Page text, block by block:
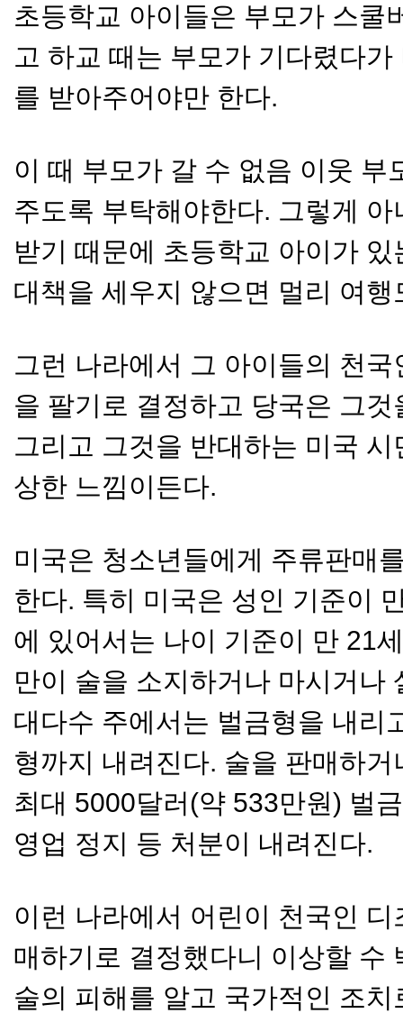
초등학교 아이들은 부모가 스쿨
고 하교 때는 부모가 기다렸다
를 받아주어야만 한다.
이 때 부모가 갈 수 없음 이웃 부
주도록 부탁해야한다. 그렇게
받기 때문에 초등학교 아이가
대책을 세우지 않으면 멀리 여
그런 나라에서 그 아이들의 천
을 팔기로 결정하고 당국은 그
그리고 그것을 반대하는 미국
상한 느낌이든다.
미국은 청소년들에게 주류판매
한다. 특히 미국은 성인 기준이
에 있어서는 나이 기준이 만 21
만이 술을 소지하거나 마시거나
대다수 주에서는 벌금형을 내리
형까지 내려진다. 술을 판매하
최대 5000달러(약 533만원) 벌
영업 정지 등 처분이 내려진다.
이런 나라에서 어린이 천국인
매하기로 결정했다니 이상할 수
술의 피해를 알고 국가적인 조